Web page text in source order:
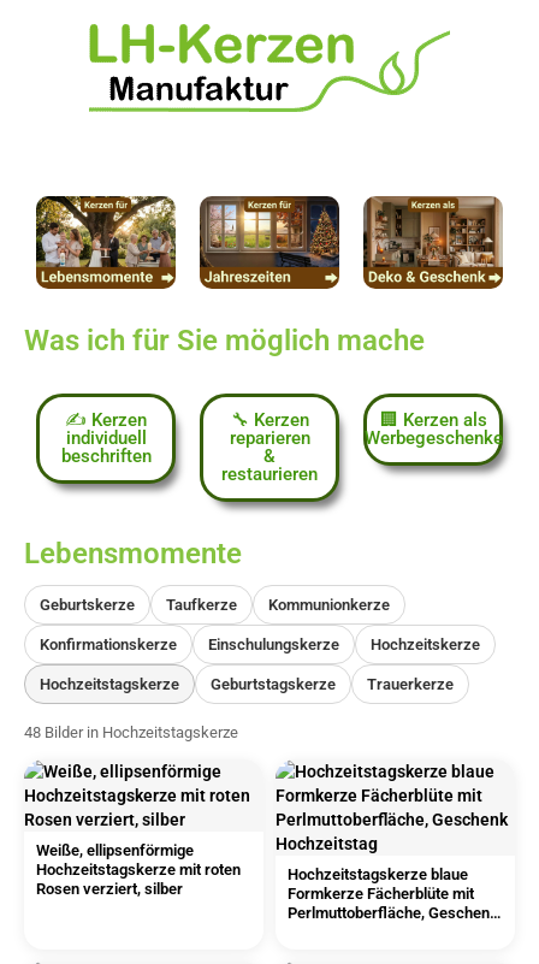
Was ich für Sie möglich mache
✍️ Kerzen
individuell
beschriften
🔧 Kerzen
reparieren
&
restaurieren
🏢 Kerzen als
Werbegeschenke
Lebensmomente
Geburtskerze Taufkerze Kommunionkerze
Konfirmationskerze Einschulungskerze Hochzeitskerze
Hochzeitstagskerze Geburtstagskerze Trauerkerze
48 Bilder in Hochzeitstagskerze
Weiße, ellipsenförmige
Hochzeitstagskerze mit roten
Rosen verziert, silber
Hochzeitstagskerze blaue
Formkerze Fächerblüte mit
Perlmuttoberfläche, Geschenk